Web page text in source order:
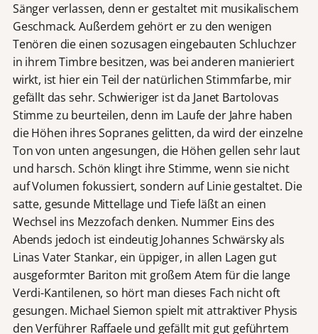
Sänger verlassen, denn er gestaltet mit musikalischem
Geschmack. Außerdem gehört er zu den wenigen
Tenören die einen sozusagen eingebauten Schluchzer
in ihrem Timbre besitzen, was bei anderen manieriert
wirkt, ist hier ein Teil der natürlichen Stimmfarbe, mir
gefällt das sehr. Schwieriger ist da Janet Bartolovas
Stimme zu beurteilen, denn im Laufe der Jahre haben
die Höhen ihres Sopranes gelitten, da wird der einzelne
Ton von unten angesungen, die Höhen gellen sehr laut
und harsch. Schön klingt ihre Stimme, wenn sie nicht
auf Volumen fokussiert, sondern auf Linie gestaltet. Die
satte, gesunde Mittellage und Tiefe läßt an einen
Wechsel ins Mezzofach denken. Nummer Eins des
Abends jedoch ist eindeutig Johannes Schwärsky als
Linas Vater Stankar, ein üppiger, in allen Lagen gut
ausgeformter Bariton mit großem Atem für die lange
Verdi-Kantilenen, so hört man dieses Fach nicht oft
gesungen. Michael Siemon spielt mit attraktiver Physis
den Verführer Raffaele und gefällt mit gut geführtem